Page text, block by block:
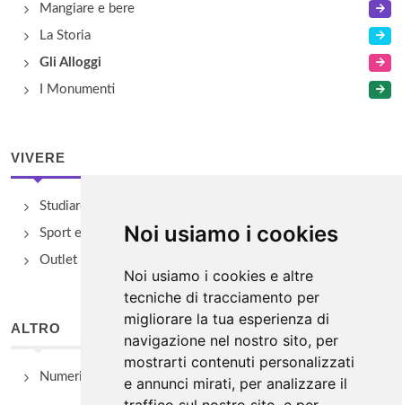
Noi usiamo i cookies
Noi usiamo i cookies e altre
tecniche di tracciamento per
migliorare la tua esperienza di
navigazione nel nostro sito, per
mostrarti contenuti personalizzati
e annunci mirati, per analizzare il
Mangiare e bere
La Storia
Gli Alloggi
I Monumenti
VIVERE
Studiare
Sport e Benessere
Outlet e spacci aziendali
ALTRO
Numeri Utili